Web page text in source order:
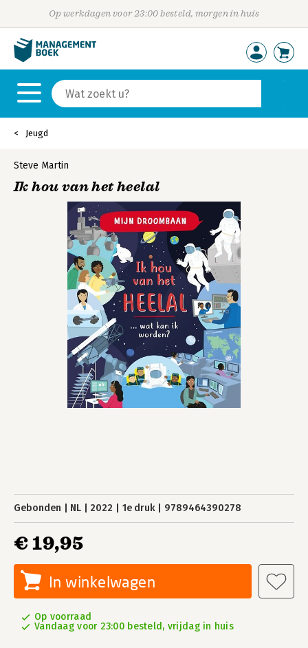
Op werkdagen voor 23:00 besteld, morgen in huis
Jeugd
Steve Martin
Ik hou van het heelal
Gebonden NL 2022 1e druk 9789464390278
€ 19,95
In winkelwagen
Op voorraad
Vandaag voor 23:00 besteld, vrijdag in huis